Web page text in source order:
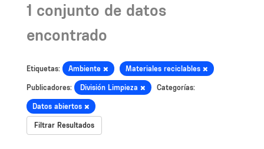
1 conjunto de datos
encontrado
Etiquetas: Ambiente Materiales reciclables
Publicadores: División Limpieza Categorías:
Datos abiertos
Filtrar Resultados